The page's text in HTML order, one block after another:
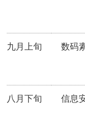
九月上旬 数码
八月下旬 信息